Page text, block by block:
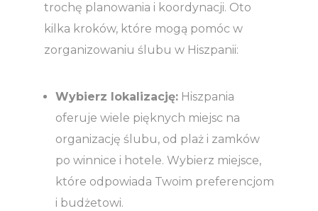
trochę planowania i koordynacji. Oto
kilka kroków, które mogą pomóc w
zorganizowaniu ślubu w Hiszpanii:
Wybierz lokalizację:Hiszpania
oferuje wiele pięknych miejsc na
organizację ślubu, od plaż i zamków
po winnice i hotele. Wybierz miejsce,
które odpowiada Twoim preferencjom
i budżetowi.